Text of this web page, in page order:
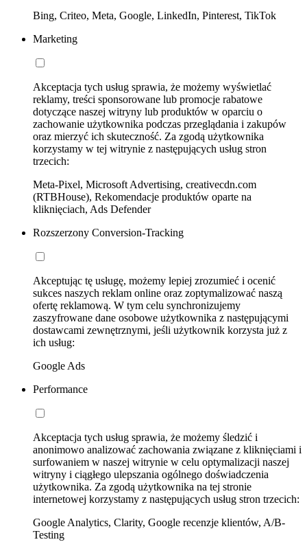
Bing, Criteo, Meta, Google, LinkedIn, Pinterest, TikTok
Marketing
Akceptacja tych usług sprawia, że możemy wyświetlać
reklamy, treści sponsorowane lub promocje rabatowe
dotyczące naszej witryny lub produktów w oparciu o
zachowanie użytkownika podczas przeglądania i zakupów
oraz mierzyć ich skuteczność. Za zgodą użytkownika
korzystamy w tej witrynie z następujących usług stron
trzecich:
Meta-Pixel, Microsoft Advertising, creativecdn.com
(RTBHouse), Rekomendacje produktów oparte na
kliknięciach, Ads Defender
Rozszerzony Conversion-Tracking
Akceptując tę usługę, możemy lepiej zrozumieć i ocenić
sukces naszych reklam online oraz zoptymalizować naszą
ofertę reklamową. W tym celu synchronizujemy
zaszyfrowane dane osobowe użytkownika z następującymi
dostawcami zewnętrznymi, jeśli użytkownik korzysta już z
ich usług:
Google Ads
Performance
Akceptacja tych usług sprawia, że możemy śledzić i
anonimowo analizować zachowania związane z kliknięciami i
surfowaniem w naszej witrynie w celu optymalizacji naszej
witryny i ciągłego ulepszania ogólnego doświadczenia
użytkownika. Za zgodą użytkownika na tej stronie
internetowej korzystamy z następujących usług stron trzecich:
Google Analytics, Clarity, Google recenzje klientów, A/B-
Testing